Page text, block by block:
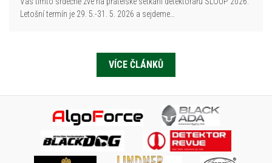
Letošní termín je 29. 5.-31. 5. 2026 a sejdeme…
VÍCE ČLÁNKŮ